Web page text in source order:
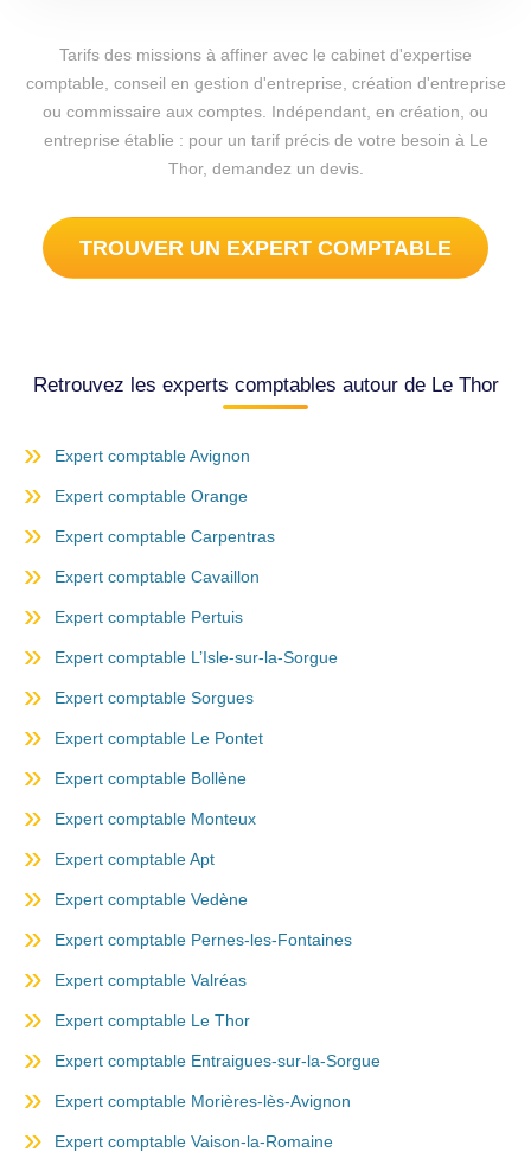
Tarifs des missions à affiner avec le cabinet d'expertise
comptable, conseil en gestion d'entreprise, création d'entreprise
ou commissaire aux comptes. Indépendant, en création, ou
entreprise établie : pour un tarif précis de votre besoin à Le
Thor, demandez un devis.
TROUVER UN EXPERT COMPTABLE
Retrouvez les experts comptables autour de Le Thor
Expert comptable Avignon
Expert comptable Orange
Expert comptable Carpentras
Expert comptable Cavaillon
Expert comptable Pertuis
Expert comptable L’Isle-sur-la-Sorgue
Expert comptable Sorgues
Expert comptable Le Pontet
Expert comptable Bollène
Expert comptable Monteux
Expert comptable Apt
Expert comptable Vedène
Expert comptable Pernes-les-Fontaines
Expert comptable Valréas
Expert comptable Le Thor
Expert comptable Entraigues-sur-la-Sorgue
Expert comptable Morières-lès-Avignon
Expert comptable Vaison-la-Romaine